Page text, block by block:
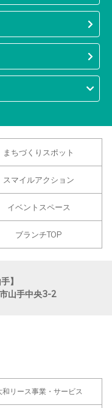
まちづくりスポット
スマイルアクション
イベントスペース
ブランチTOP
】
山手中央3-2
和リース事業・サービス